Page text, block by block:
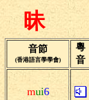
昧
音節
(香港語言學學會)
粵
音
mui6